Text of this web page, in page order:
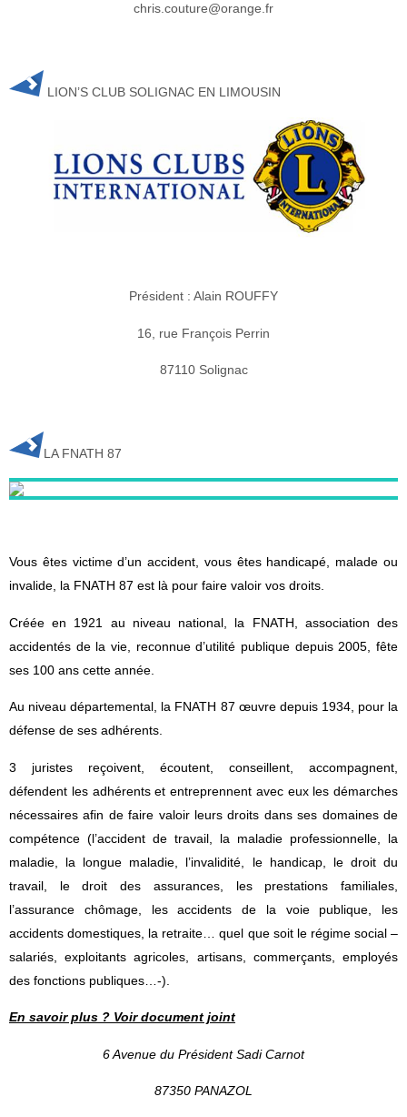
chris.couture@orange.fr
LION’S CLUB SOLIGNAC EN LIMOUSIN
Président : Alain ROUFFY
16, rue François Perrin
87110 Solignac
LA FNATH 87
Vous êtes victime d’un accident, vous êtes handicapé, malade ou
invalide, la FNATH 87 est là pour faire valoir vos droits.
Créée en 1921 au niveau national, la FNATH, association des
accidentés de la vie, reconnue d’utilité publique depuis 2005, fête
ses 100 ans cette année.
Au niveau départemental, la FNATH 87 œuvre depuis 1934, pour la
défense de ses adhérents.
3 juristes reçoivent, écoutent, conseillent, accompagnent,
défendent les adhérents et entreprennent avec eux les démarches
nécessaires afin de faire valoir leurs droits dans ses domaines de
compétence (l’accident de travail, la maladie professionnelle, la
maladie, la longue maladie, l’invalidité, le handicap, le droit du
travail, le droit des assurances, les prestations familiales,
l’assurance chômage, les accidents de la voie publique, les
accidents domestiques, la retraite… quel que soit le régime social –
salariés, exploitants agricoles, artisans, commerçants, employés
des fonctions publiques…-).
En savoir plus ? Voir document joint
6 Avenue du Président Sadi Carnot
87350 PANAZOL